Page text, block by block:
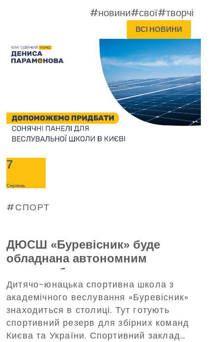
#новини#свої#творчі
ВСІ НОВИНИ
7
Серпень
СПОРТ
ДЮСШ «Буревісник» буде
обладнана автономним
енергозабезпеченням —
допоможе в цьому Благодійний
фонд Дениса Парамонова
Дитячо-юнацька спортивна школа з
академічного веслування «Буревісник»
знаходиться в столиці. Тут готують
спортивний резерв для збірних команд
Києва та України. Спортивний заклад